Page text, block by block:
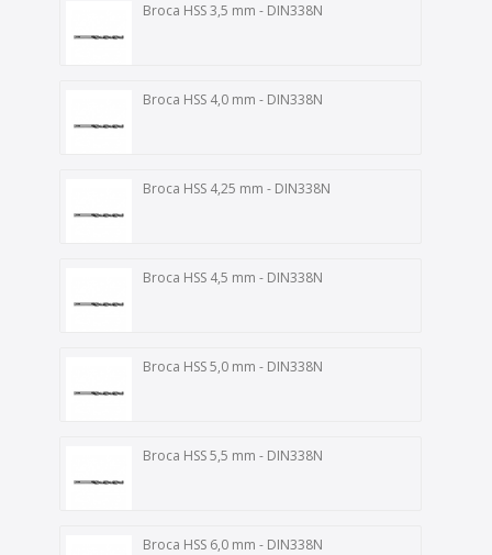
Broca HSS 3,5 mm - DIN338N
Broca HSS 4,0 mm - DIN338N
Broca HSS 4,25 mm - DIN338N
Broca HSS 4,5 mm - DIN338N
Broca HSS 5,0 mm - DIN338N
Broca HSS 5,5 mm - DIN338N
Broca HSS 6,0 mm - DIN338N